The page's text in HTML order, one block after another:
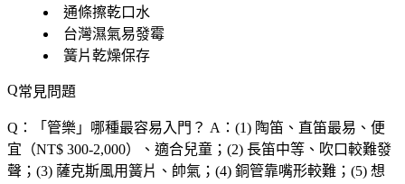
通條擦乾口水
台灣濕氣易發霉
簧片乾燥保存
常見問題
Q：「 管樂 」哪種最容易入門？ A：(1) 陶笛、直笛最易、便
宜（NT$ 300-2,000）、適合兒童；(2) 長笛中等、吹口較難發
聲；(3) 薩克斯風用簧片、帥氣；(4) 銅管靠嘴形較難；(5) 想